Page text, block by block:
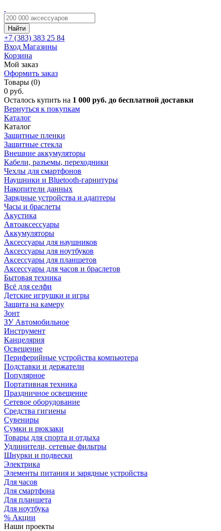
Найти
+7 (383) 383 25 84
Вход Магазины
Корзина
Мой заказ
Оформить заказ
Товары (0)
0 руб.
Осталось купить на 1 000 руб. до бесплатной доставки
Вернуться к покупкам
Каталог
Каталог
Защитные пленки
Защитные стекла
Внешние аккумуляторы
Кабели, разъемы, переходники
Чехлы для смартфонов
Наушники и Bluetooth-гарнитуры
Накопители данных
Зарядные устройства и адаптеры
Часы и браслеты
Акустика
Автоаксессуары
Аккумуляторы
Аксессуары для наушников
Аксессуары для ноутбуков
Аксессуары для планшетов
Аксессуары для часов и браслетов
Бытовая техника
Всё для селфи
Детские игрушки и игры
Защита на камеру
Зонт
ЗУ Автомобильное
Инструмент
Канцелярия
Освещение
Периферийные устройства компьютера
Подставки и держатели
Популярное
Портативная техника
Праздничное освещение
Сетевое оборудование
Средства гигиены
Сувениры
Сумки и рюкзаки
Товары для спорта и отдыха
Удлинители, сетевые фильтры
Шнурки и подвески
Электрика
Элементы питания и зарядные устройства
Для часов
Для смартфона
Для планшета
Для ноутбука
% Акции
Наши проекты